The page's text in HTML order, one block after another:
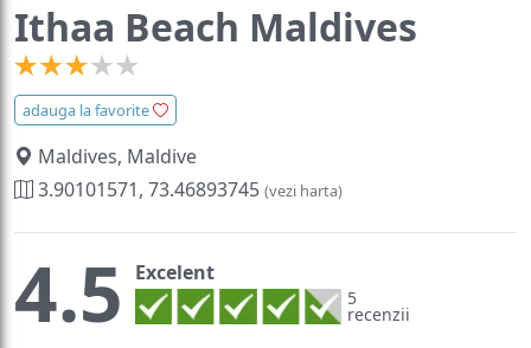
Ithaa Beach Maldives
adauga la favorite
Maldives, Maldive
3.90101571, 73.46893745 (vezi harta)
4.5 Excelent
5
recenzii